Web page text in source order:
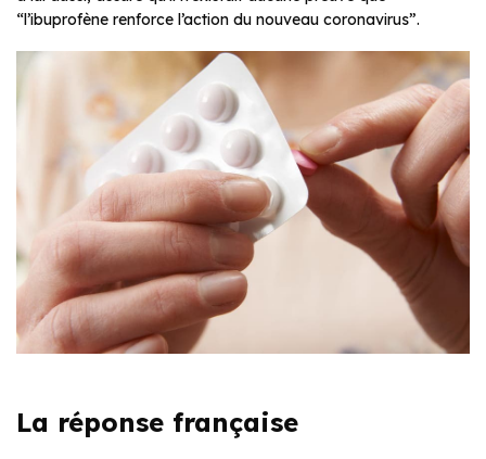
“l’ibuprofène renforce l’action du nouveau coronavirus”.
La réponse française